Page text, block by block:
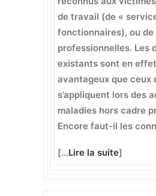
de travail (de «
fonctionnaires), ou de
professionnelles. Les
existants sont en
avantageux que ceux
s’appliquent lors des
maladies hors cadre
Encore faut-il les
[…Lire la suite]